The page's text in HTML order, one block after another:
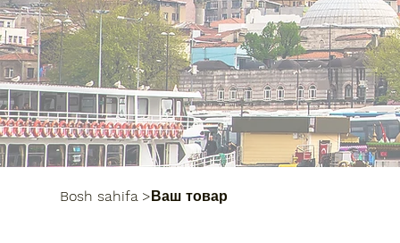
Bosh sahifa >Ваш товар